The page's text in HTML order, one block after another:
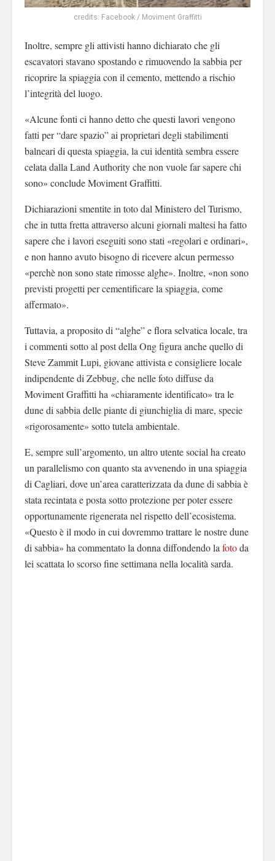
credits: Facebook / Moviment Graffitti
Inoltre, sempre gli attivisti hanno dichiarato che gli
escavatori stavano spostando e rimuovendo la sabbia per
ricoprire la spiaggia con il cemento, mettendo a rischio
l’integrità del luogo.
«Alcune fonti ci hanno detto che questi lavori vengono
fatti per “dare spazio” ai proprietari degli stabilimenti
balneari di questa spiaggia, la cui identità sembra essere
celata dalla Land Authority che non vuole far sapere chi
sono» conclude Moviment Graffitti.
Dichiarazioni smentite in toto dal Ministero del Turismo,
che in tutta fretta attraverso alcuni giornali maltesi ha fatto
sapere che i lavori eseguiti sono stati «regolari e ordinari»,
e non hanno avuto bisogno di ricevere alcun permesso
«perchè non sono state rimosse alghe». Inoltre, «non sono
previsti progetti per cementificare la spiaggia, come
affermato».
Tuttavia, a proposito di “alghe” e flora selvatica locale, tra
i commenti sotto al post della Ong figura anche quello di
Steve Zammit Lupi, giovane attivista e consigliere locale
indipendente di Zebbug, che nelle foto diffuse da
Moviment Graffitti ha «chiaramente identificato» tra le
dune di sabbia delle piante di giunchiglia di mare, specie
«rigorosamente» sotto tutela ambientale.
E, sempre sull’argomento, un altro utente social ha creato
un parallelismo con quanto sta avvenendo in una spiaggia
di Cagliari, dove un’area caratterizzata da dune di sabbia è
stata recintata e posta sotto protezione per poter essere
opportunamente rigenerata nel rispetto dell’ecosistema.
«Questo è il modo in cui dovremmo trattare le nostre dune
di sabbia» ha commentato la donna diffondendo lafotoda
lei scattata lo scorso fine settimana nella località sarda.